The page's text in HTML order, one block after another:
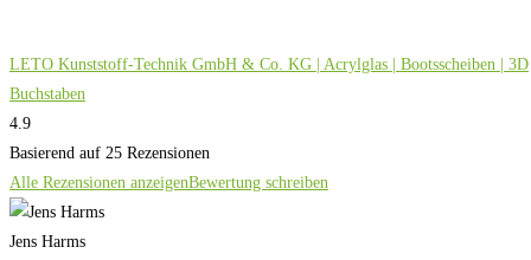
LETO Kunststoff-Technik GmbH & Co. KG | Acrylglas | Bootsscheiben | 3D
Buchstaben
4.9
Basierend auf 25 Rezensionen
Alle Rezensionen anzeigenBewertung schreiben
Jens Harms